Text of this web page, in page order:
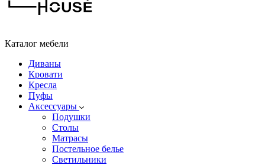
Каталог мебели
Диваны
Кровати
Кресла
Пуфы
Аксессуары
Подушки
Столы
Матрасы
Постельное белье
Светильники